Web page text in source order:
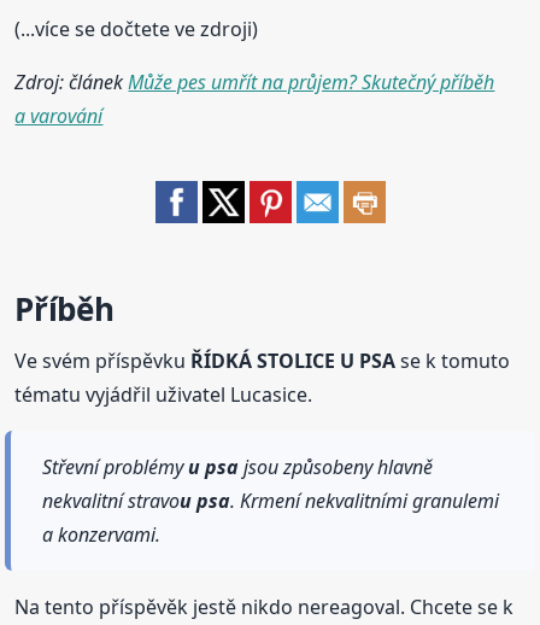
(...více se dočtete ve zdroji)
Zdroj: článekMůže pes umřít na průjem? Skutečný příběh
a varování
Příběh
Ve svém příspěvku ŘÍDKÁ STOLICE U PSAse k tomuto
tématu vyjádřil uživatel Lucasice.
Střevní problémyu psajsou způsobeny hlavně
nekvalitní stravou psa. Krmení nekvalitními granulemi
a konzervami.
Na tento příspěvěk jestě nikdo nereagoval. Chcete se k